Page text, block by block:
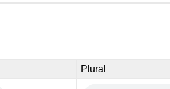
Plural